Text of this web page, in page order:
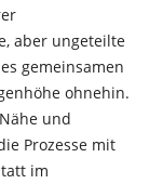
aber ungeteilte
gemeinsamen
ohnehin.
und
Prozesse mit
im